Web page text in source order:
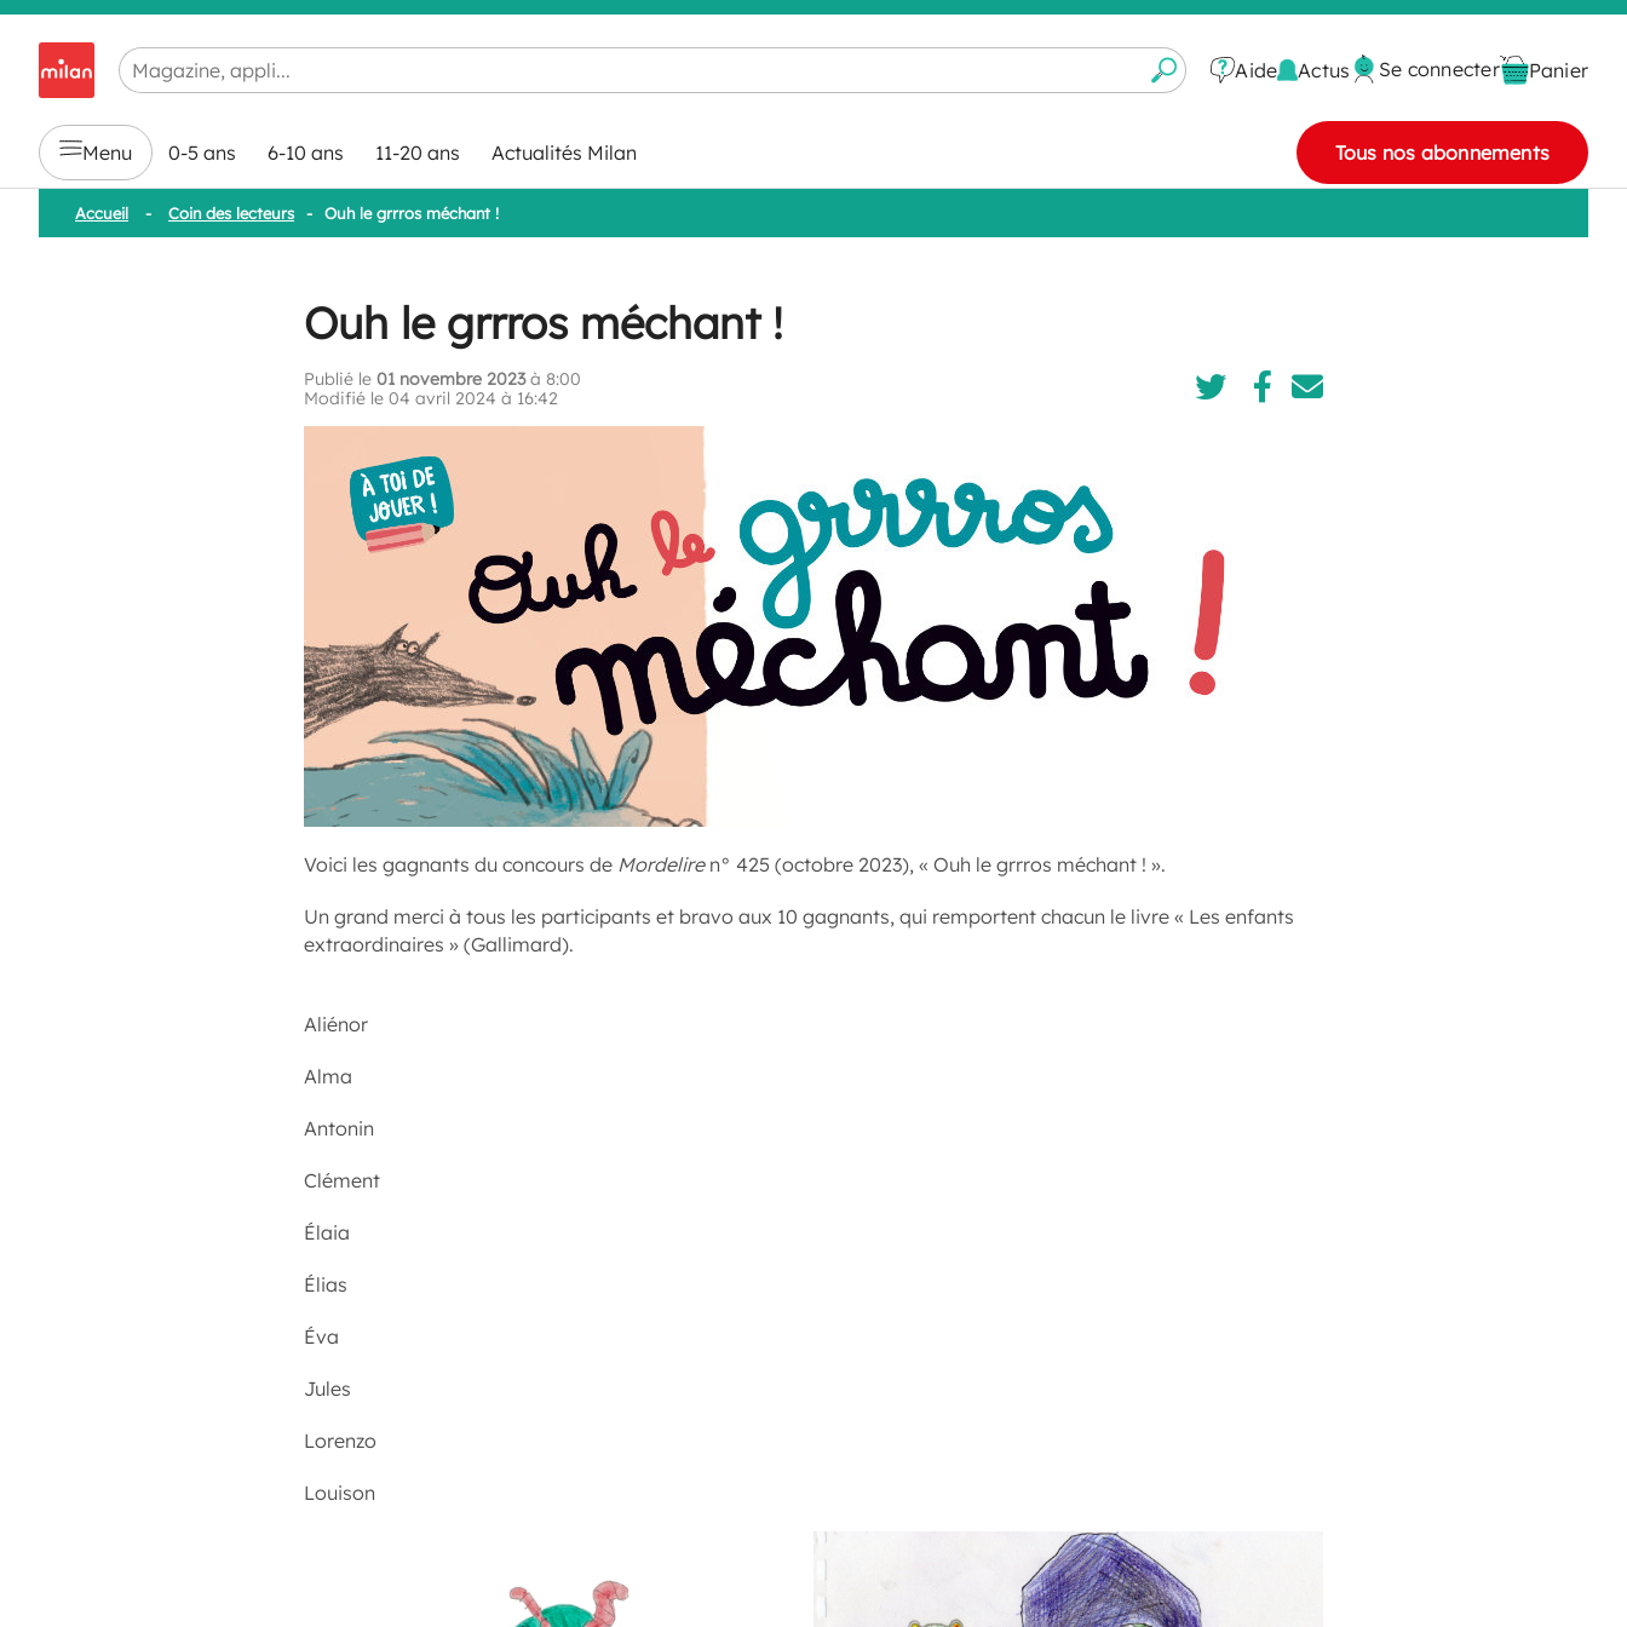
Chargement en cours...
Aide Actus Se connecter Panier
Menu 0-5 ans 6-10 ans 11-20 ans Actualités Milan Tous nos abonnements
Accueil - Coin des lecteurs - Ouh le grrros méchant !
Ouh le grrros méchant !
Publié le 01 novembre 2023à 8:00
Modifié le 04 avril 2024 à 16:42
Voici les gagnants du concours de Mordeliren° 425 (octobre 2023), « Ouh le grrros méchant ! ».
Un grand merci à tous les participants et bravo aux 10 gagnants, qui remportent chacun le livre « Les enfants
extraordinaires » (Gallimard).
Aliénor
Alma
Antonin
Clément
Élaia
Élias
Éva
Jules
Lorenzo
Louison